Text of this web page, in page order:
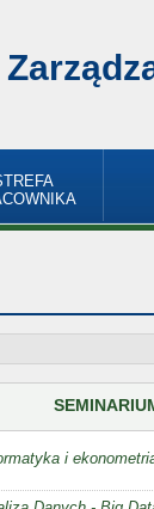
i